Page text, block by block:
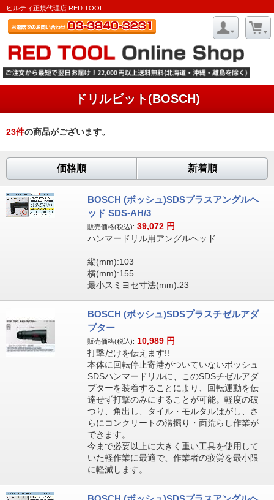
ヒルティ正規代理店 RED TOOL
ドリルビット(BOSCH)
23件の商品がございます。
価格順 新着順
BOSCH (ボッシュ)SDSプラスアングルヘ
ッド SDS-AH/3
販売価格(税込): 39,072 円
ハンマードリル用アングルヘッド
縦(mm):103
横(mm):155
最小スミヨセ寸法(mm):23
BOSCH (ボッシュ)SDSプラスチゼルアダ
プター
販売価格(税込): 10,989 円
打撃だけを伝えます!!
本体に回転停止寄港がついていないボッシュ
SDSハンマードリルに、このSDSチゼルアダ
プターを装着することにより、回転運動を伝
達せず打撃のみにすることが可能。軽度の破
つり、角出し、タイル・モルタルはがし、さ
らにコンクリートの溝掘り・面荒らし作業が
できます。
今まで必要以上に大きく重い工具を使用して
いた軽作業に最適で、作業者の疲労を最小限
に軽減します。